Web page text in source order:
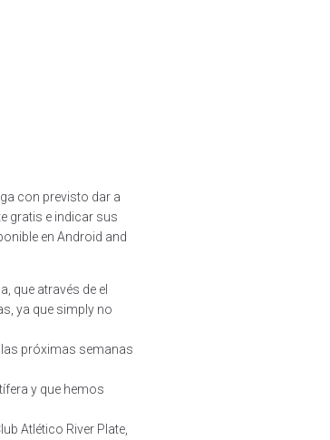
con previsto dar a
gratis e indicar sus
en Android and
que através de el
ya que simply no
próximas semanas
y que hemos
Atlético River Plate,